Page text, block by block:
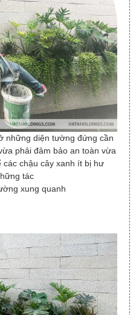
những diện tường đứng cần
phải đảm bảo an toàn vừa
các chậu cây xanh ít bị hư
tác
trường xung quanh